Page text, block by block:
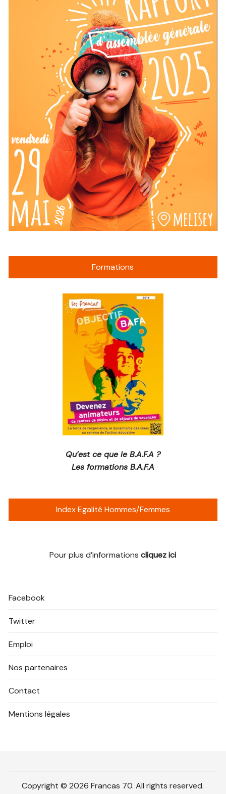
Formations
Qu’est ce que le B.A.F.A ?
Les formations B.A.F.A
Index Egalité Hommes/Femmes
Pour plus d’informationscliquez ici
Facebook
Twitter
Emploi
Nos partenaires
Contact
Mentions légales
Copyright © 2026 Francas 70. All rights reserved.